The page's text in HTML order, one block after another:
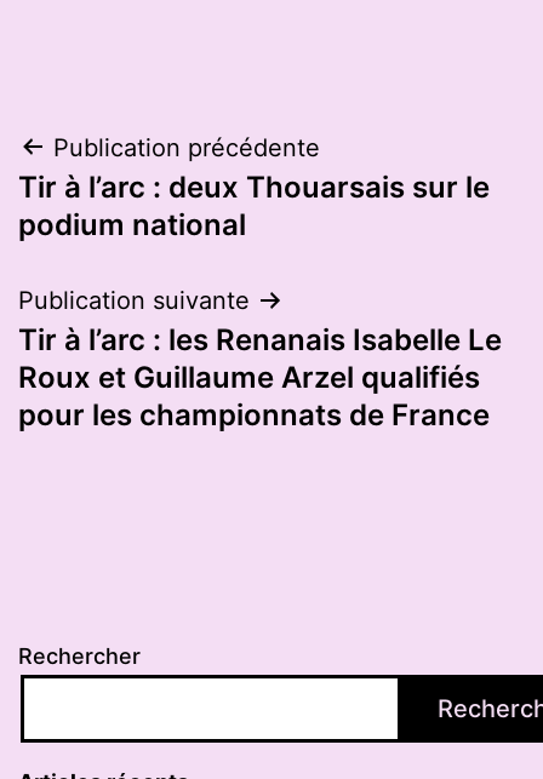
Navigation
de
Publication précédente
Tir à l’arc : deux Thouarsais sur le
podium national
Publication suivante
Tir à l’arc : les Renanais Isabelle Le
Roux et Guillaume Arzel qualifiés
pour les championnats de France
Rechercher